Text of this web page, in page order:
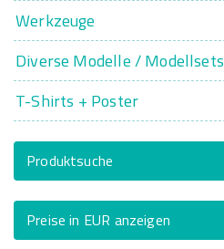
Werkzeuge
Diverse Modelle / Modellsets
T-Shirts + Poster
Produktsuche
Preise in EUR anzeigen